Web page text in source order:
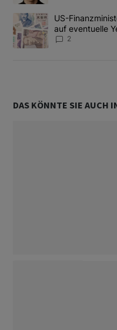
Ein Trendartikel mit dem
US-
auf eventuelle
2
DAS KÖNNTE SIE AUCH